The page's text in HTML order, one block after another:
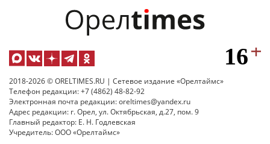
2018-2026 © ORELTIMES.RU | Сетевое издание «Орелтаймс»
Телефон редакции: +7 (4862) 48-82-92
Электронная почта редакции: oreltimes@yandex.ru
Адрес редакции: г. Орел, ул. Октябрьская, д.27, пом. 9
Главный редактор: Е. Н. Годлевская
Учредитель: ООО «Орелтаймс»